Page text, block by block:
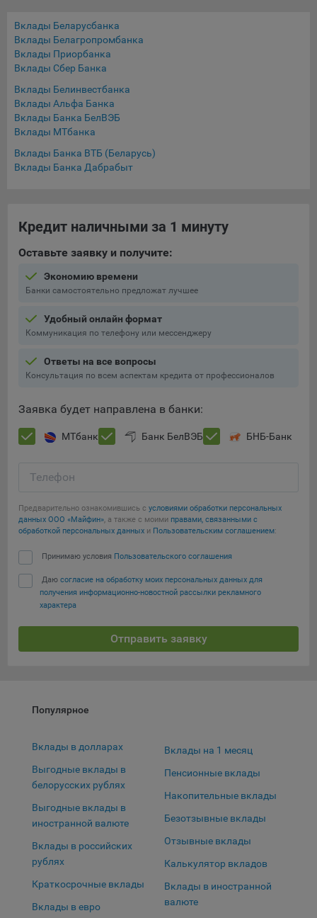
Google Data Protection Office, 1600 Amphitheatre Pkwy,
Mountain View, CA 94043, USA.
конфиденциальности Google.
Matomo — это система веб-аналитики, которая позволяет
следит за доступностью сервисов, предоставляемых
myfin.by.
Адрес: ООО «Рэкун технолоджи», 220069 г. Минск, пр-т
Дзержинского, д.3Б, пом.44.
Пиксель VK Рекламы - сервис позволяет показывать
рекламу на площадке VK пользователям, которые
выбора (например, языкового). Техническая аналитика
используется для обеспечения корректной работы сайта.
Компании, которой мы поручаем обработку данных для
данной цели:
Сервис хранения информации, предоставляемый
компанией, согласно договора аренды ООО «Рэкун
пом.44.
Рекламные Cookie
принимать меры по совершенствованию работы
осуществлять подбор рекламы, иных рекламных
материалов по наиболее актуальному, подходящему
данной цели:
Яндекса рекламная сеть (Yandex Mobile Ads, ADFOX) -
сервис показа контекстной рекламы. Адрес: Yandex
Europe AG, Werftestrasse 4, CH-6005 Luzern, Switzerland.
Вклады Беларусбанка
Вклады Белагропромбанка
Вклады Приорбанка
Вклады Сбер Банка
Вклады Белинвестбанка
Вклады Альфа Банка
Вклады Банка БелВЭБ
Вклады МТбанка
Вклады Банка ВТБ (Беларусь)
Вклады Банка Дабрабыт
Кредит наличными за 1 минуту
Оставьте заявку и получите:
Экономию времени
Банки самостоятельно предложат лучшее
Удобный онлайн формат
Коммуникация по телефону или мессенджеру
Ответы на все вопросы
Консультация по всем аспектам кредита от профессионалов
Заявка будет направлена в банки:
МТбанк Банк БелВЭБ БНБ-Банк
Телефон
Предварительно ознакомившись с условиями обработки персональных
данных ООО «Майфин», а также с моими правами, связанными с
обработкой персональных данных и Пользовательским соглашением:
Принимаю условия Пользовательского соглашения
Даю согласие на обработку моих персональных данных для
получения информационно-новостной рассылки рекламного
характера
Отправить заявку
Популярное
Вклады в долларах
Выгодные вклады в
белорусских рублях
Выгодные вклады в
иностранной валюте
Вклады в российских
рублях
Краткосрочные вклады
Вклады в евро
Вклады на 1 месяц
Пенсионные вклады
Накопительные вклады
Безотзывные вклады
Отзывные вклады
Калькулятор вкладов
Вклады в иностранной
валюте